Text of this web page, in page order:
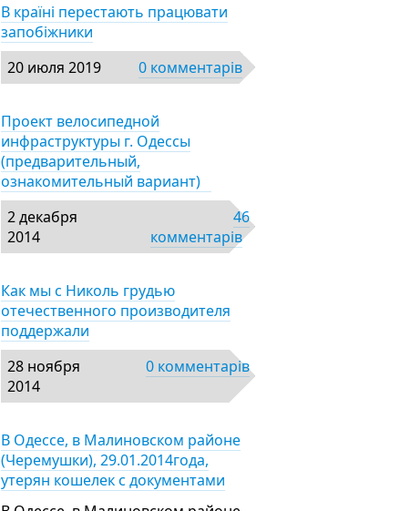
В країні перестають працювати
запобіжники
20 июля 2019
0 комментарів
Проект велосипедной
инфраструктуры г. Одессы
(предварительный,
ознакомительный вариант)
2 декабря
2014
46
комментарів
Как мы с Николь грудью
отечественного производителя
поддержали
28 ноября
2014
0 комментарів
В Одессе, в Малиновском районе
(Черемушки), 29.01.2014года,
утерян кошелек с документами